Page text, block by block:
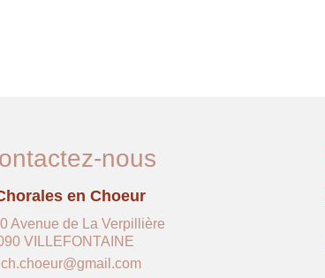
nous
en Choeur
Avenue de La Verpillière
VILLEFONTAINE
ch.choeur@gmail.com